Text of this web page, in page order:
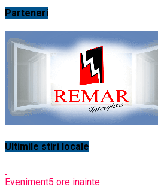
Parteneri
Ultimile stiri locale
Eveniment5 ore inainte